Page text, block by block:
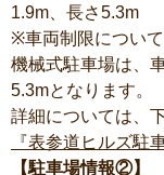
1.9m、長さ5.3m
※車両制限につい
機械式駐車場は、
5.3mとなります。
詳細については、
『表参道ヒルズ駐
【駐車場情報②】